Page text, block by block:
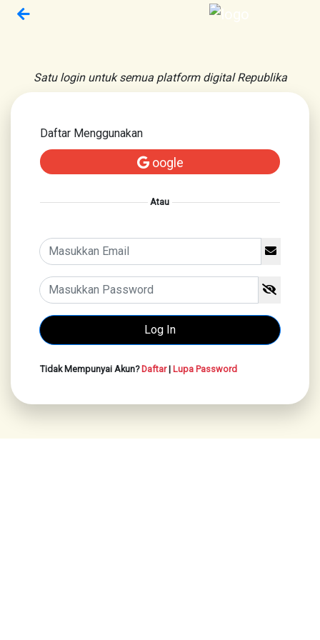
Satu login untuk semua platform digital Republika
Daftar Menggunakan
oogle
Atau
Tidak Mempunyai Akun?Daftar| Lupa Password